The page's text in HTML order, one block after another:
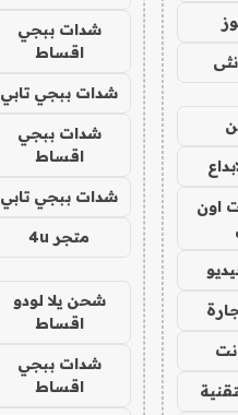
اون
شدات ببجي
اقساط
شدات ببجي تابي
شدات ببجي
اقساط
شدات ببجي تابي
متجر 4u
شحن يلا لودو
اقساط
شدات ببجي
اقساط